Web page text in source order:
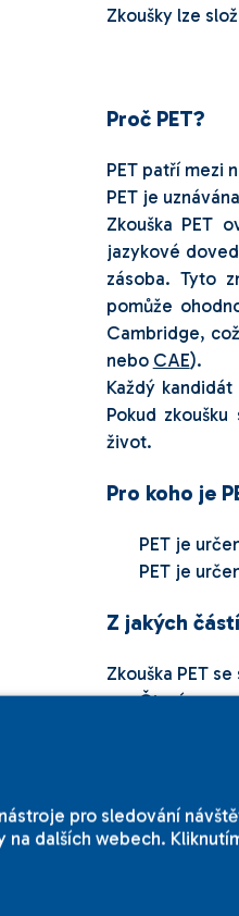
Zkoušky lze
Proč PET?
PET patří mezi
PET je
Zkouška PET
jazykové
zásoba. Tyto
pomůže
Cambridge,
nebo CAE).
Každý
Pokud
život.
Pro koho je
PET je
PET je
Z jakých
Zkouška PET
Čtení a
Ke zkoušce
pro sledování
dalších webech.